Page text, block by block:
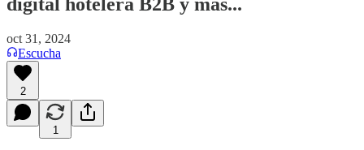
oct 31, 2024
Escucha
2
1